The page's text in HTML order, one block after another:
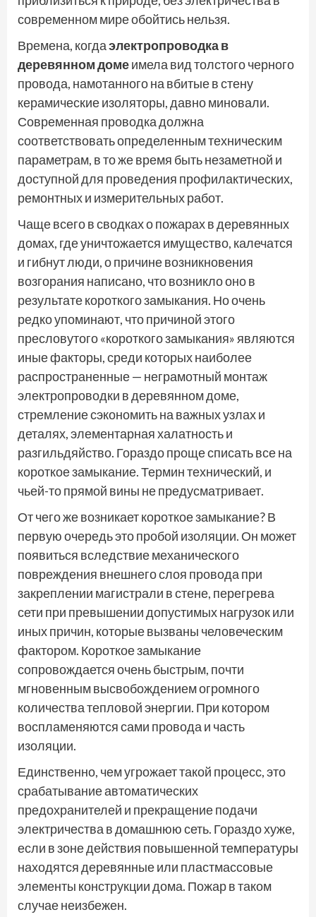
современном мире обойтись нельзя.
Времена, когдаэлектропроводка в
деревянном домеимела вид толстого черного
провода, намотанного на вбитые в стену
керамические изоляторы, давно миновали.
Современная проводка должна
соответствовать определенным техническим
параметрам, в то же время быть незаметной и
доступной для проведения профилактических,
ремонтных и измерительных работ.
Чаще всего в сводках о пожарах в деревянных
домах, где уничтожается имущество, калечатся
и гибнут люди, о причине возникновения
возгорания написано, что возникло оно в
результате короткого замыкания. Но очень
редко упоминают, что причиной этого
пресловутого «короткого замыкания» являются
иные факторы, среди которых наиболее
распространенные — неграмотный монтаж
электропроводки в деревянном доме,
стремление сэкономить на важных узлах и
деталях, элементарная халатность и
разгильдяйство. Гораздо проще списать все на
короткое замыкание. Термин технический, и
чьей-то прямой вины не предусматривает.
От чего же возникает короткое замыкание? В
первую очередь это пробой изоляции. Он может
появиться вследствие механического
повреждения внешнего слоя провода при
закреплении магистрали в стене, перегрева
сети при превышении допустимых нагрузок или
иных причин, которые вызваны человеческим
фактором. Короткое замыкание
сопровождается очень быстрым, почти
мгновенным высвобождением огромного
количества тепловой энергии. При котором
воспламеняются сами провода и часть
изоляции.
Единственно, чем угрожает такой процесс, это
срабатывание автоматических
предохранителей и прекращение подачи
электричества в домашнюю сеть. Гораздо хуже,
если в зоне действия повышенной температуры
находятся деревянные или пластмассовые
элементы конструкции дома. Пожар в таком
случае неизбежен.